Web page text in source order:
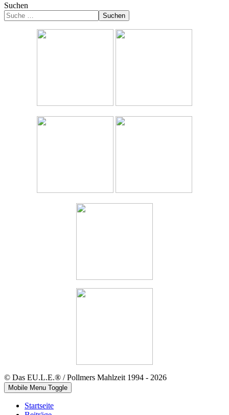
Suchen
Suchen
© Das EU.L.E.® / Pollmers Mahlzeit 1994 - 2026
Mobile Menu Toggle
Startseite